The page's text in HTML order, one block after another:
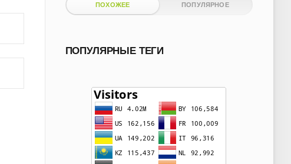
ПОХОЖЕЕ ПОПУЛЯРНОЕ
ПОПУЛЯРНЫЕ ТЕГИ